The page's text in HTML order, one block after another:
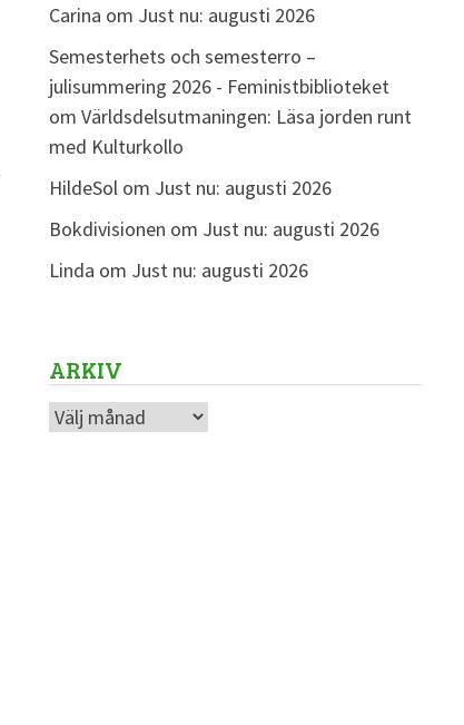
Carina om Just nu: augusti 2026
Semesterhets och semesterro –
julisummering 2026 - Feministbiblioteket
om Världsdelsutmaningen: Läsa jorden runt
med Kulturkollo
HildeSolom Just nu: augusti 2026
Bokdivisionen om Just nu: augusti 2026
Linda om Just nu: augusti 2026
ARKIV
Arkiv